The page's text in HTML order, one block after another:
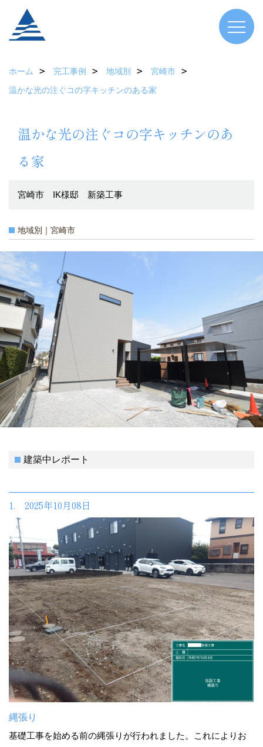
ホーム 完工事例 地域別
宮崎市
温かな光の注ぐコの字キッチンのある家
温かな光の注ぐコの字キッチンのあ
る家
宮崎市 IK様邸 新築工事
地域別｜宮崎市
建築中レポート
1. 2025年10月08日
縄張り
基礎工事を始める前の縄張りが行われました。これによりお